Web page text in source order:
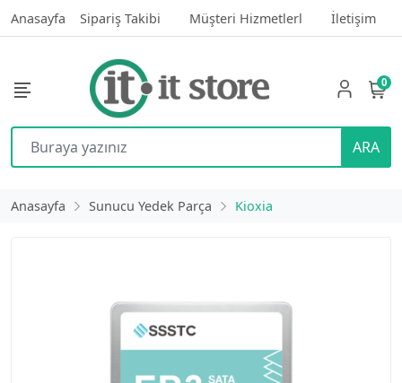
Anasayfa Sipariş Takibi Müşteri Hizmetlerl İletişim
ARA
0
Anasayfa Sunucu Yedek Parça Kioxia